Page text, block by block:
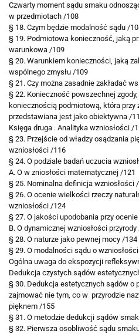
Czwarty moment sądu smaku
w przedmiotach /108
§ 18. Czym będzie modalność sądu /
§ 19. Podmiotowa konieczność, jaką
warunkowa /109
§ 20. Warunkiem konieczności, jaką
wspólnego zmysłu /109
§ 21. Czy można zasadnie zakładać
§ 22. Konieczność powszechnej
koniecznością podmiotową, która przy
przedstawiana jest jako obiektywna /
Księga druga . Analityka wzniosłości /
§ 23. Przejście od władzy osądzania
wzniosłości /116
§ 24. O podziale badań uczucia
A. O w zniosłości matematycznej /121
§ 25. Nominalna definicja wzniosłości
§ 26. O ocenie wielkości rzeczy
wzniosłości /124
§ 27. O jakości upodobania przy
B. O dynamicznej wzniosłości
§ 28. O naturze jako pewnej mocy /134
§ 29. O modalności sądu o
Ogólna uwaga do ekspozycji
Dedukcja czystych sądów
§ 30. Dedukcja estetycznych sądów o
zajmować nie tym, co w przyrodzie
pięknem /155
§ 31. O metodzie dedukcji sądów
§ 32. Pierwsza osobliwość sądu